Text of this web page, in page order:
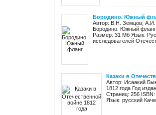
Бородино. Южный
Автор: В.Н. Земцов,
Бородино. Южный фланг
Размер: 31 Мб Язык:
исследователей
Казаки в
Автор: Исаакий
1812 года Год
Страниц: 256
Язык: русский